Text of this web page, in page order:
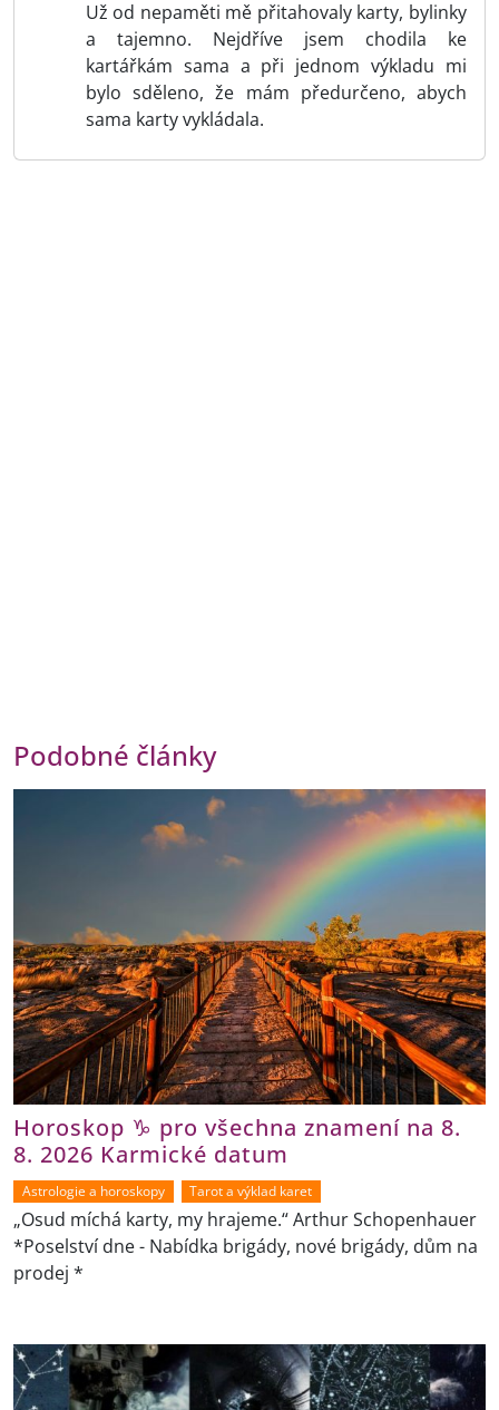
Už od nepaměti mě přitahovaly karty, bylinky
a tajemno. Nejdříve jsem chodila ke
kartářkám sama a při jednom výkladu mi
bylo sděleno, že mám předurčeno, abych
sama karty vykládala.
Podobné články
Horoskop ♑ pro všechna znamení na 8.
8. 2026 Karmické datum
Astrologie a horoskopy Tarot a výklad karet
„Osud míchá karty, my hrajeme.“ Arthur Schopenhauer
*Poselství dne - Nabídka brigády, nové brigády, dům na
prodej *